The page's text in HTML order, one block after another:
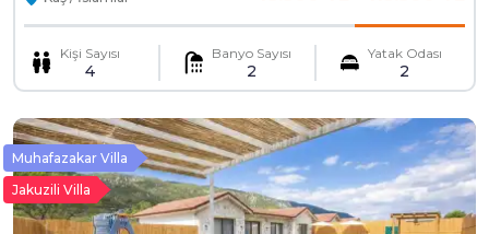
Kişi Sayısı
4
Banyo Sayısı
2
Yatak Odası
2
Muhafazakar Villa
Jakuzili Villa